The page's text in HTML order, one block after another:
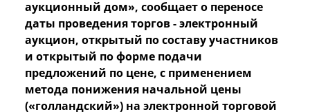
аукционный дом», сообщает о переносе
даты проведения торгов - электронный
аукцион, открытый по составу участников
и открытый по форме подачи
предложений по цене, с применением
метода понижения начальной цены
(«голландский») на электронной торговой